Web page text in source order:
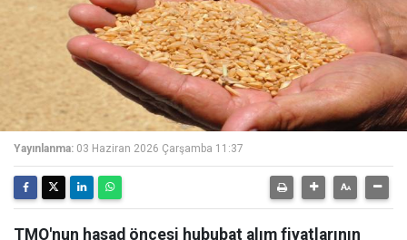
Yayınlanma: 03 Haziran 2026 Çarşamba 11:37
TMO'nun hasad öncesi hububat alım fiyatlarının